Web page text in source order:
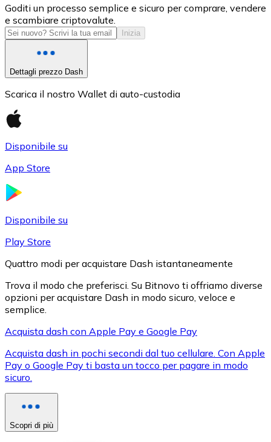
XRP
XRP
Vedi tutto
Buoni cripto
Goditi un processo semplice e sicuro per comprare, vendere
e scambiare criptovalute.
Inizia
Dettagli prezzo Dash
Scarica il nostro Wallet di auto-custodia
Disponibile su
App Store
Disponibile su
Play Store
Quattro modi per acquistare Dash istantaneamente
Trova il modo che preferisci. Su Bitnovo ti offriamo diverse
opzioni per acquistare Dash in modo sicuro, veloce e
semplice.
Acquista dash con Apple Pay e Google Pay
Acquista dash in pochi secondi dal tuo cellulare. Con Apple
Pay o Google Pay ti basta un tocco per pagare in modo
sicuro.
Scopri di più